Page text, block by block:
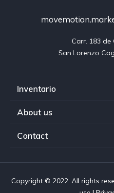
Carr. 183 de
Inventario
About us
Contact
Copyright © 2022. All rights